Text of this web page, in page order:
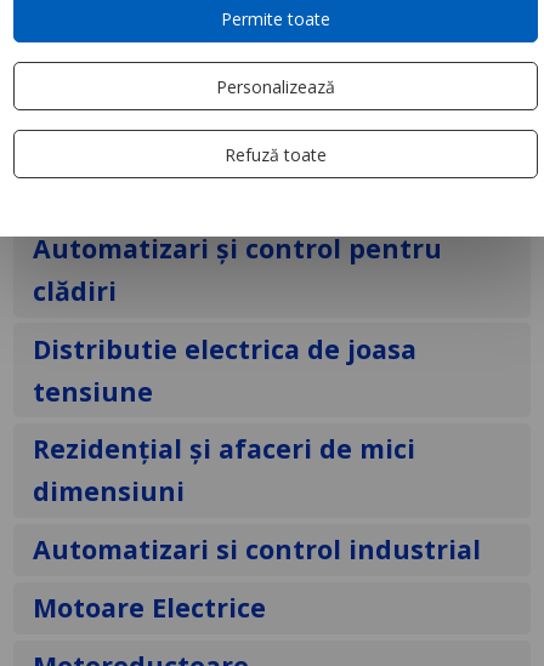
Cabluri
Trasee cabluri
Iluminat
Automatizari și control pentru
clădiri
Distributie electrica de joasa
tensiune
Rezidențial și afaceri de mici
dimensiuni
Automatizari si control industrial
Motoare Electrice
Permite toate
Personalizează
Refuză toate